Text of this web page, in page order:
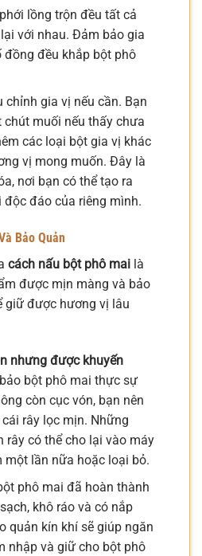
lồng trộn đều tất cả
với nhau. Đảm bảo gia
đều khắp bột phô
chỉnh gia vị nếu cần. Bạn
chút muối nếu thấy chưa
các loại bột gia vị khác
vị mong muốn. Đây là
nơi bạn có thể tạo ra
độc đáo của riêng mình.
Bảo Quản
cách nấu bột phô mai là
được mịn màng và bảo
giữ được hương vị lâu
nhưng được khuyến
bột phô mai thực sự
còn cục vón, bạn nên
rây lọc mịn. Những
rây có thể cho lại vào máy
một lần nữa hoặc loại bỏ.
phô mai đã hoàn thành
khô ráo và có nắp
quản kín khí sẽ giúp ngăn
nhập và giữ cho bột phô